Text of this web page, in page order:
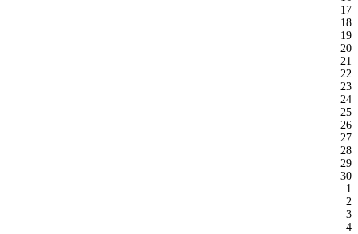
17
18
19
20
21
22
23
24
25
26
27
28
29
30
1
2
3
4